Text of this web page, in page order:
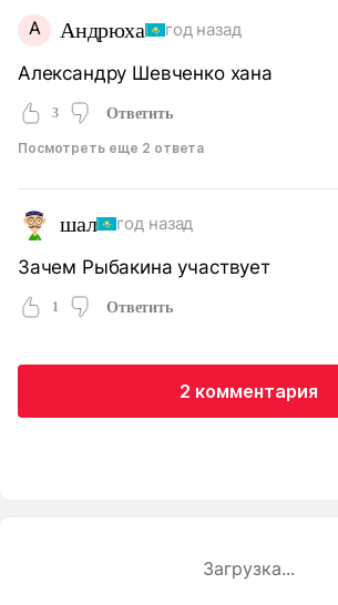
А Андрюха год назад
Александру Шевченко хана
3 Ответить
Посмотреть еще 2 ответа
шал год назад
Зачем Рыбакина участвует
1 Ответить
2 комментария
Загрузка...